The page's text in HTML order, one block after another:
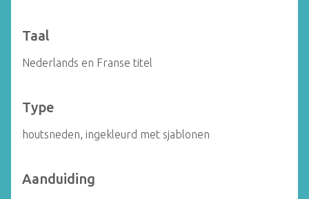
Taal
Nederlands en Franse titel
Type
houtsneden, ingekleurd met sjablonen
Aanduiding